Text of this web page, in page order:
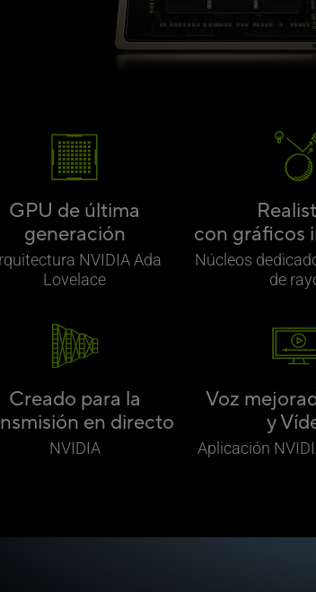
GPU de última
generación
NVIDIA Ada
Lovelace
con gráficos
Núcleos
de
Creado para la
en directo
NVIDIA
Voz
y
Aplicación